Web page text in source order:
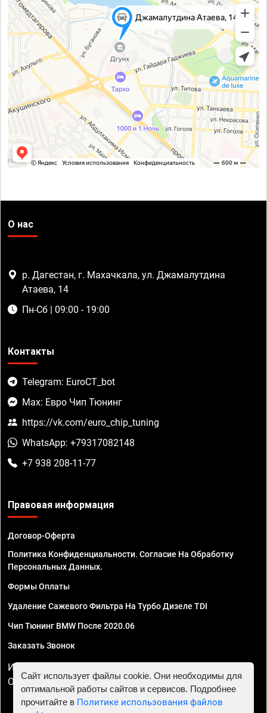
О нас
р. Дагестан, г. Махачкала, ул. Джамалутдина
Атаева, 14
Пн-Сб | 09:00 - 19:00
Контакты
Telegram: EuroCT_bot
Max: Евро Чип Тюнинг
https://vk.com/euro_chip_tuning
WhatsApp: +79317082148
+7 938 208-11-77
Правовая информация
Договор-Оферта
Политика Конфиденциальности. Согласие На Обработку
Персональных Данных.
Формы Оплаты
Удаление Сажевого Фильтра На Турбо Дизеле TDI
Чип Тюнинг BMW После 2020.06
Заказать Звонок
ИП Смирнов Георгий Павлович. ИНН 781302555843,
ОГРНИП 324470400032610
Сайт использует файлы cookie. Они необходимы для
оптимальной работы сайтов и сервисов. Подробнее
прочитайте в Политике использования файлов